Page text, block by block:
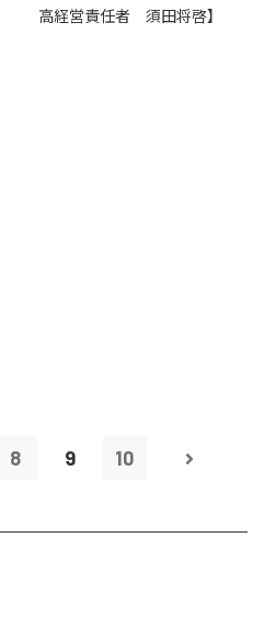
高経営責任者 須田将啓】
8 9 10